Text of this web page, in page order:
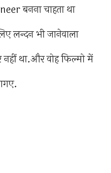
बनना चाहता था
लन्दन भी जानेवाला
था.और वोह फिल्मो में